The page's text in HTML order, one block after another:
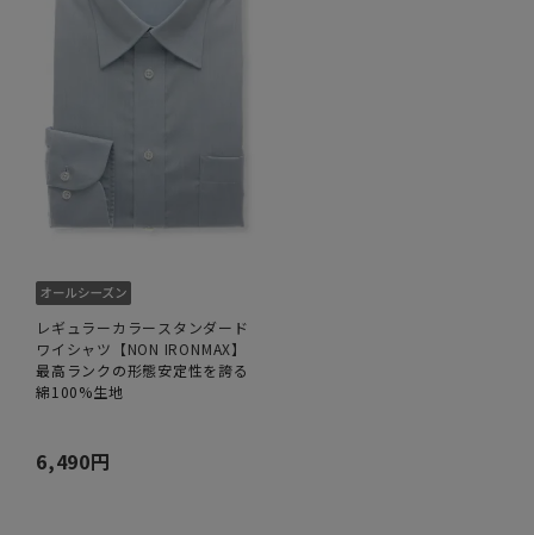
レギュラーカラースタンダード
ワイシャツ【NON IRONMAX】
最高ランクの形態安定性を誇る
綿100%生地
6,490円